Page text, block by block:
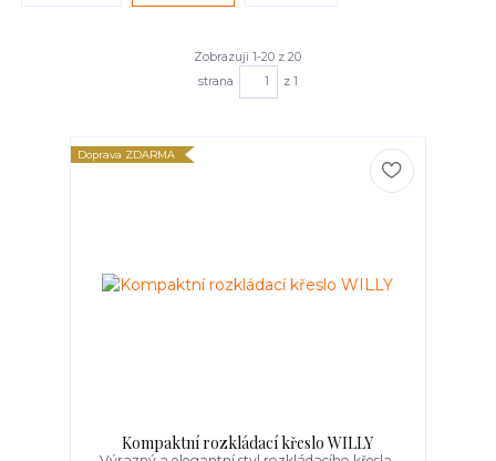
Zobrazuji 1-20 z 20
strana
z 1
Doprava ZDARMA
Kompaktní rozkládací křeslo WILLY